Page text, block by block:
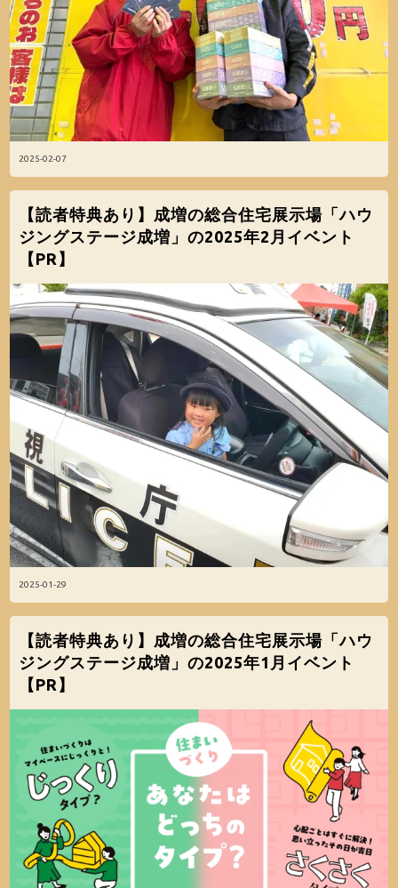
2025-02-07
2025-01-29
【読者特典あり】成増の総合住宅展示場「ハウ
ジングステージ成増」の2025年2月イベント
【PR】
【読者特典あり】成増の総合住宅展示場「ハウ
ジングステージ成増」の2025年1月イベント
【PR】